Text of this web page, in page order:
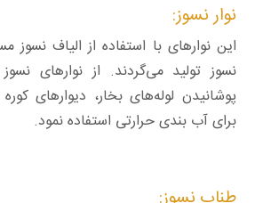
نوار نسوز:
این نوارهای با استفاده از الیاف
نسوز تولید می‌گردند. از نوارهای
پوشانیدن لوله‌های بخار، دیوارهای
برای آب بندی حرارتی استفاده نمود.